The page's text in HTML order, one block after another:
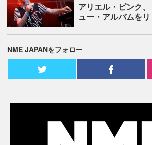
アリエル・ピンク
ュー・アルバムを
NME JAPANをフォロー